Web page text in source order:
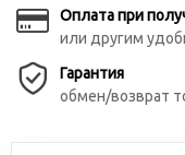
Оплата при
или другим
Гарантия
обмен/возврат